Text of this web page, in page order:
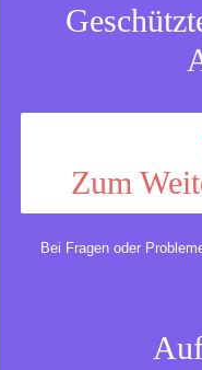
Zum
Bei Fragen oder